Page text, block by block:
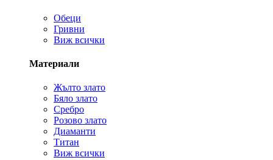
Обеци
Гривни
Виж всички
Материали
Жълто злато
Бяло злато
Сребро
Розово злато
Диаманти
Титан
Виж всички